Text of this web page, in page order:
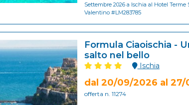
Settembre 2026 a Ischia al Hotel Terme
Valentino #LM283785
Formula Ciaoischia -
salto nel bello
Ischia
dal 20/09/2026 al 27/
offerta n. 11274